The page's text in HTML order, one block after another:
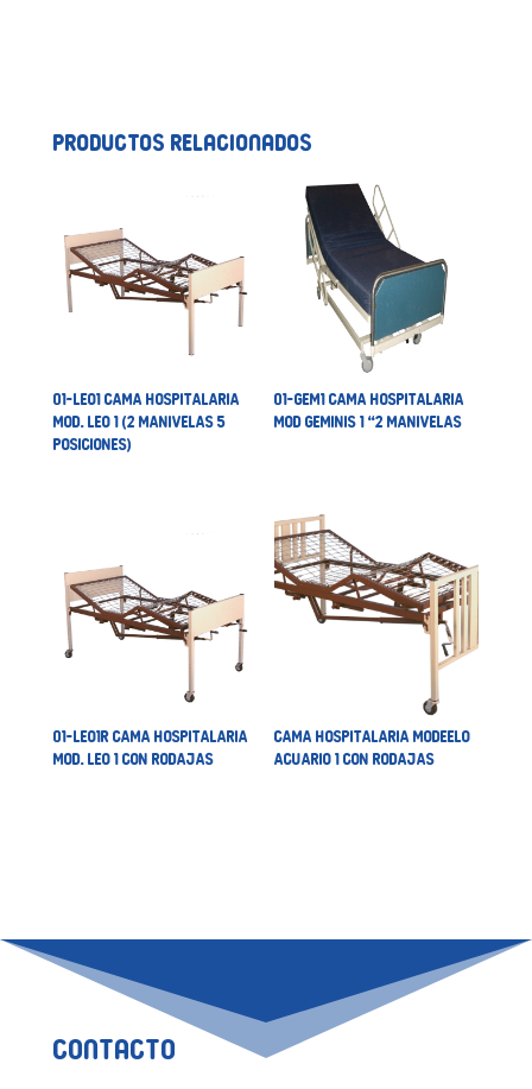
Productos relacionados
01-LEO1 CAMA HOSPITALARIA
MOD. LEO 1 (2 MANIVELAS 5
POSICIONES)
01-GEM1 CAMA HOSPITALARIA
MOD GEMINIS 1 “2 MANIVELAS
01-LEO1R CAMA HOSPITALARIA
MOD. LEO 1 CON RODAJAS
CAMA HOSPITALARIA MODEELO
ACUARIO 1 CON RODAJAS
Contacto